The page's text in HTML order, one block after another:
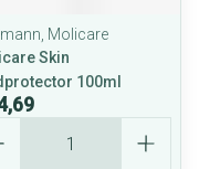
Molicare
Skin
100ml